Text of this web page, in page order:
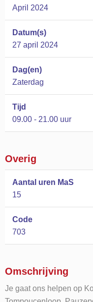
April 2024
Datum(s)
27 april 2024
Dag(en)
Zaterdag
Tijd
09.00 - 21.00 uur
Overig
Aantal uren MaS
15
Code
703
Omschrijving
Je gaat ons helpen op